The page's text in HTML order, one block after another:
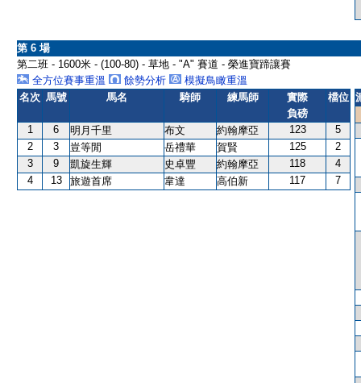
第 6 場
第二班 - 1600米 - (100-80) - 草地 - "A" 賽道 - 榮進寶蹄讓賽
全方位賽事重溫
餘勢分析
模擬鳥瞰重溫
名次 馬號 馬名 騎師 練馬師
實際
負磅
檔位
1 6 明月千里 布文 約翰摩亞 123
5
2
3 豈等閒 岳禮華 賀賢 125
2
3
9 凱旋生輝 史卓豐 約翰摩亞 118
4
4
13 旅遊首席 韋達 高伯新 117 7